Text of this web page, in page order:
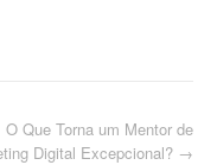
O Que Torna um Mentor de
Digital Excepcional? →